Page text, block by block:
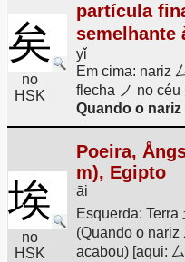
矣
no
HSK
partícula
semelhante
yǐ
Em cima: nariz
flecha ノ no céu
Quando o
埃
no
HSK
Poeira,
m), Egipto
āi
Esquerda:
(Quando o nariz
acabou) [aqui: